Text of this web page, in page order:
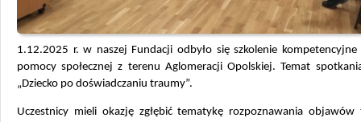
1.12.2025 r. w naszej Fundacji odbyło się szkolenie
pomocy społecznej z terenu Aglomeracji Opolskiej. Temat
„Dziecko po doświadczaniu traumy”.
Uczestnicy mieli okazję zgłębić tematykę rozpoznawania